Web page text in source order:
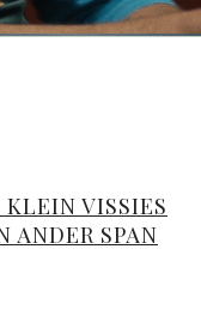
KLEIN VISSIES
ANDER SPAN